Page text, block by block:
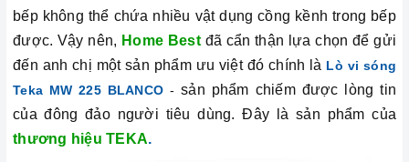
bếp không thể chứa nhiều vật dụng cồng kềnh trong bếp
được. Vậy nên, Home Best đã cẩn thận lựa chọn để gửi
đến anh chị một sản phẩm ưu việt đó chính là Lò vi sóng
Teka MW 225 BLANCO -sản phẩm chiếm được lòng tin
của đông đảo người tiêu dùng. Đây là sản phẩm của
thương hiệu TEKA.